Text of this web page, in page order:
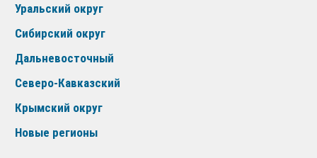
Уральский округ
Сибирский округ
Дальневосточный
Северо-Кавказский
Крымский округ
Новые регионы